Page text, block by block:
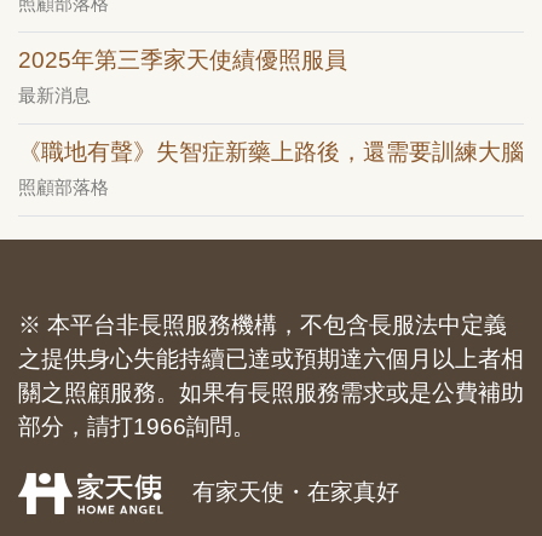
2025年第三季家天使績優照服員
最新消息
《職地有聲》失智症新藥上路後，還需要訓練大
照顧部落格
※ 本平台非長照服務機構，不包含長服法中定義
之提供身心失能持續已達或預期達六個月以上者相
關之照顧服務。如果有長照服務需求或是公費補助
部分，請打1966詢問。
有家天使・在家真好